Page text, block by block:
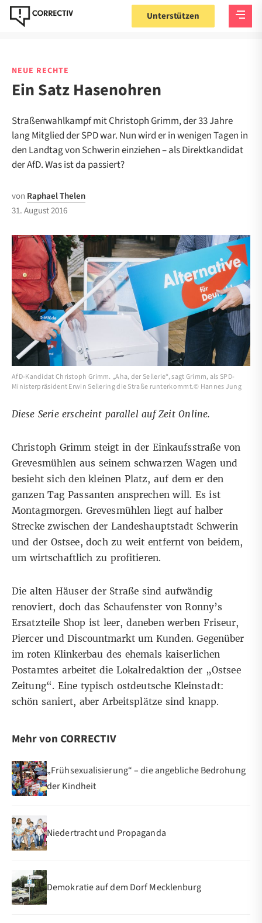
Unterstützen
NEUE RECHTE
Ein Satz Hasenohren
Straßenwahlkampf mit Christoph Grimm, der 33 Jahre
lang Mitglied der SPD war. Nun wird er in wenigen Tagen in
den Landtag von Schwerin einziehen – als Direktkandidat
der AfD. Was ist da passiert?
von Raphael Thelen
31. August 2016
AfD-Kandidat Christoph Grimm. „Aha, der Sellerie“, sagt Grimm, als SPD-
Ministerpräsident Erwin Sellering die Straße runterkommt.© Hannes Jung
Diese Serie erscheint parallelauf Zeit Online.
Christoph Grimm steigt in der Einkaufsstraße von
Grevesmühlen aus seinem schwarzen Wagen und
besieht sich den kleinen Platz, auf dem er den
ganzen Tag Passanten ansprechen will. Es ist
Montagmorgen. Grevesmühlen liegt auf halber
Strecke zwischen der Landeshauptstadt Schwerin
und der Ostsee, doch zu weit entfernt von beidem,
um wirtschaftlich zu profitieren.
Die alten Häuser der Straße sind aufwändig
renoviert, doch das Schaufenster von Ronny’s
Ersatzteile Shop ist leer, daneben werben Friseur,
Piercer und Discountmarkt um Kunden. Gegenüber
im roten Klinkerbau des ehemals kaiserlichen
Postamtes arbeitet die Lokalredaktion der „Ostsee
Zeitung“. Eine typisch ostdeutsche Kleinstadt:
schön saniert, aber Arbeitsplätze sind knapp.
Mehr von CORRECTIV
„Frühsexualisierung“ – die angebliche Bedrohung
der Kindheit
Niedertracht und Propaganda
Demokratie auf dem Dorf Mecklenburg